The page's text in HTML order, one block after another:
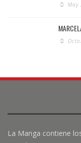
May
La Manga contiene